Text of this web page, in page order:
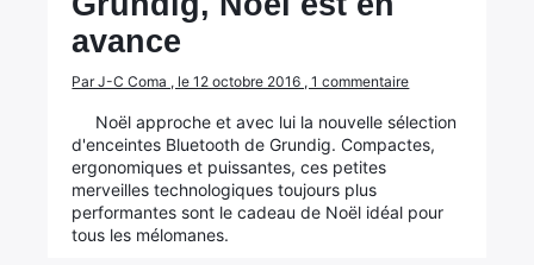
avance
Par J-C Coma , le 12 octobre 2016 , 1 commentaire
Noël approche et avec lui la nouvelle sélection
d'enceintes Bluetooth de Grundig. Compactes,
ergonomiques et puissantes, ces petites
merveilles technologiques toujours plus
performantes sont le cadeau de Noël idéal pour
tous les mélomanes.